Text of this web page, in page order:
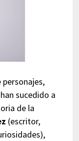
personajes,
sucedido a
de la
(escritor,